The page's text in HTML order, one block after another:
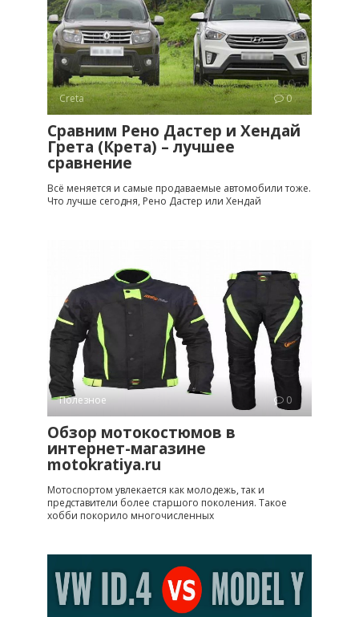
Creta 0
Сравним Рено Дастер и Хендай
Грета (Крета) – лучшее
сравнение
Всё меняется и самые продаваемые автомобили тоже.
Что лучше сегодня, Рено Дастер или Хендай
Полезное 0
Обзор мотокостюмов в
интернет-магазине
motokratiya.ru
Мотоспортом увлекается как молодежь, так и
представители более старшого поколения. Такое
хобби покорило многочисленных